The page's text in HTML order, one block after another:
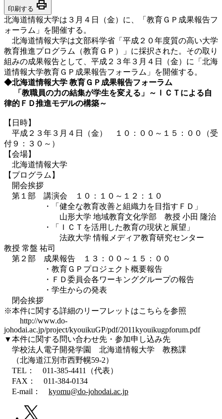
印刷する print
北海道情報大学は３月４日（金）に、「教育ＧＰ成果報告フ
ォーラム」を開催する。
北海道情報大学は文部科学省「平成２０年度質の高い大学
教育推進プログラム（教育ＧＰ）」に採択された。その取り
組みの成果報告として、平成２３年３月４日（金）に「北海
道情報大学教育ＧＰ成果報告フォーラム」を開催する。
◆北海道情報大学 教育ＧＰ成果報告フォーラム
「教職員の力の結集が学生を変える」～ＩＣＴによる自
律的ＦＤ推進モデルの構築～
【日時】
平成２３年３月４日（金） １０：００～１５：００（受
付９：３０～）
【会場】
北海道情報大学
【プログラム】
開会挨拶
第１部 講演会 １０：１０～１２：１０
・「健全な教育改善と組織力を目指すＦＤ」
山形大学 地域教育文化学部 教授 小田 隆治
・「ＩＣＴを活用した教育の現状と展望」
法政大学 情報メディア教育研究センター
教授 常盤 祐司
第２部 成果報告 １３：００～１５：００
・教育ＧＰプロジェクト概要報告
・ＦＤ委員会各ワーキンググループの報告
・学生からの発表
閉会挨拶
※本件に関する詳細のリーフレットはこちらを参照
http://www.do-
johodai.ac.jp/project/kyouikuGP/pdf/2011kyouikugpforum.pdf
▼本件に関する問い合わせ先・参加申し込み先
学校法人電子開発学園 北海道情報大学 教務課
（北海道江別市西野幌59-2）
TEL： 011-385-4411（代表）
FAX： 011-384-0134
E-mail： kyomu@do-johodai.ac.jp